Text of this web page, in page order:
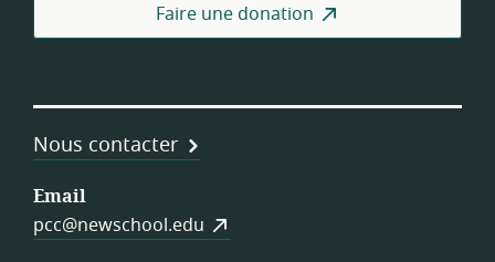
Faire une donation
Nous contacter
Email
pcc@newschool.edu